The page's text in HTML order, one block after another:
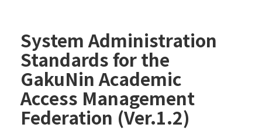
System Administration
Standards for the
GakuNin Academic
Access Management
Federation (Ver.1.2)